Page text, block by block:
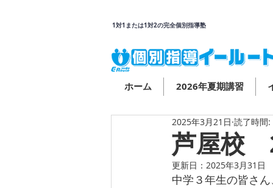
1対1または1対2の完全個別指導塾
ホーム 2026年夏期講習
芦屋校
2025年3月21日 読了時間:
更新日： 2025年3月31日
中学３年生の皆さ